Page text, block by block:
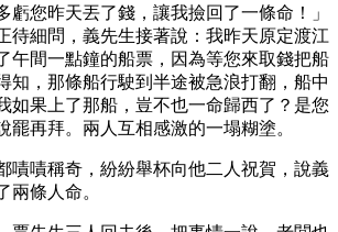
虧您昨天丟了錢，讓我撿回了一條命！」
待細問，義先生接著說：我昨天原定渡江
午間一點鐘的船票，因為等您來取錢把船
知，那條船行駛到半途被急浪打翻，船中
如果上了那船，豈不也一命歸西了？是您
罷再拜。兩人互相感激的一塌糊塗。
嘖嘖稱奇，紛紛舉杯向他二人祝賀，說義
兩條人命。